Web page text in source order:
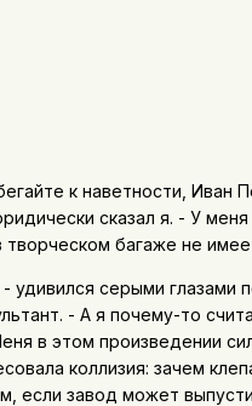
к наветности, Иван
сказал я. - У меня
творческом багаже не
- удивился серыми глазами
- А я почему-то
в этом произведении
коллизия: зачем
если завод может